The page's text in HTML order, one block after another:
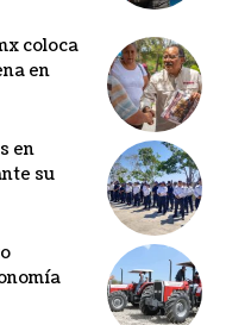
coloca
en
en
su